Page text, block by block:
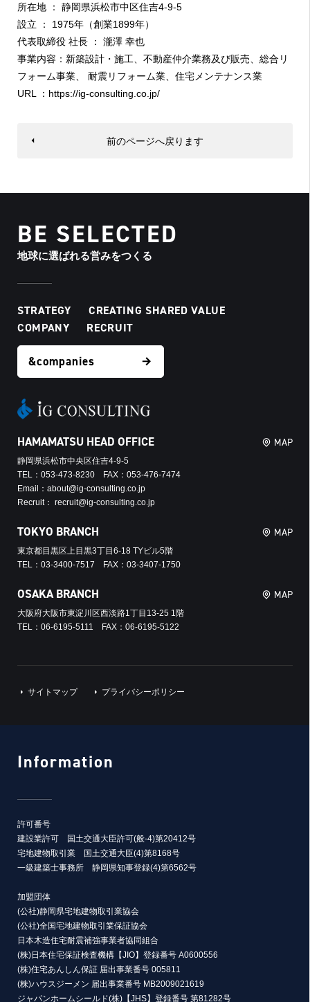
所在地 ： 静岡県浜松市中区住吉4-9-5
設立 ：
1975年（創業1899年）
代表取締役 社長 ： 瀧澤 幸也
事業内容：新築設計・施工、不動産仲介業務及び販売、総合リ
フォーム事業、
耐震リフォーム業、住宅メンテナンス業
URL ： https://ig-consulting.co.jp/
前のページへ戻ります
BE SELECTED
地球に選ばれる営みをつくる
STRATEGY
CREATING SHARED VALUE
COMPANY
RECRUIT
&companies
HAMAMATSU HEAD OFFICE
静岡県浜松市中央区住吉4-9-5
TEL：053-473-8230 FAX：053-476-7474
Email：about@ig-consulting.co.jp
Recruit： recruit@ig-consulting.co.jp
MAP
TOKYO BRANCH
東京都目黒区上目黒3丁目6-18 TYビル5階
TEL：03-3400-7517 FAX：03-3407-1750
MAP
OSAKA BRANCH
大阪府大阪市東淀川区西淡路1丁目13-25 1階
TEL：06-6195-5111 FAX：06-6195-5122
MAP
サイトマップ プライバシーポリシー
Information
許可番号
建設業許可 国土交通大臣許可(般-4)第20412号
宅地建物取引業 国土交通大臣(4)第8168号
一級建築士事務所 静岡県知事登録(4)第6562号
加盟団体
(公社)静岡県宅地建物取引業協会
(公社)全国宅地建物取引業保証協会
日本木造住宅耐震補強事業者協同組合
(株)日本住宅保証検査機構【JIO】登録番号 A0600556
(株)住宅あんしん保証 届出事業番号 005811
(株)ハウスジーメン 届出事業番号 MB2009021619
ジャパンホームシールド(株)【JHS】登録番号 第81282号